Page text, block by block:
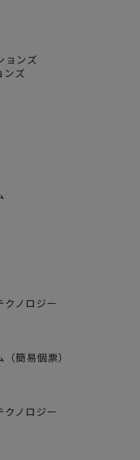
ョンズ
ズ
ノロジー
簡易個票）
ノロジー